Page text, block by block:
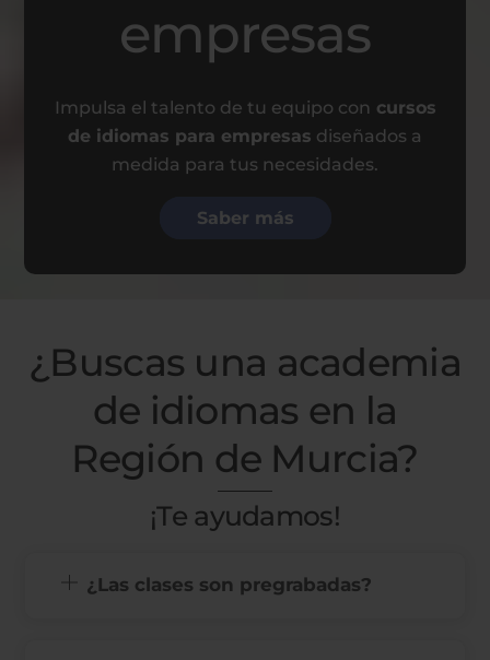
empresas
Impulsa el talento de tu equipo con cursos
de idiomas para empresas diseñados a
medida para tus necesidades.
Saber más
¿Buscas una academia
de idiomas en la
Región de Murcia?
¡Te ayudamos!
¿Las clases son pregrabadas?